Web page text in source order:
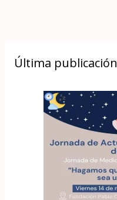
Última publicación